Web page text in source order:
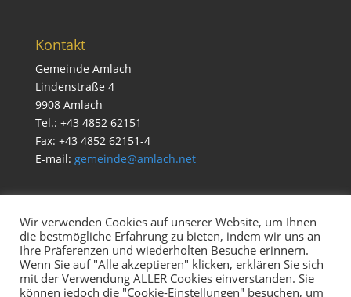
Kontakt
Gemeinde Amlach
Lindenstraße 4
9908 Amlach
Tel.: +43 4852 62151
Fax: +43 4852 62151-4
E-mail: gemeinde@amlach.net
Service
Impressum & Datenschutz
Cookie Richtlinien
Wir verwenden Cookies auf unserer Website, um Ihnen
die bestmögliche Erfahrung zu bieten, indem wir uns an
Ihre Präferenzen und wiederholten Besuche erinnern.
Wenn Sie auf "Alle akzeptieren" klicken, erklären Sie sich
mit der Verwendung ALLER Cookies einverstanden. Sie
können jedoch die "Cookie-Einstellungen" besuchen, um